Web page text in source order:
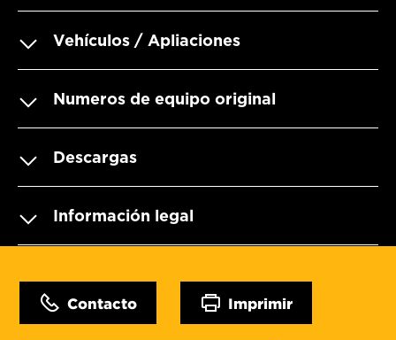
Vehículos / Apliaciones
Numeros de equipo original
Descargas
Información legal
Contacto Imprimir